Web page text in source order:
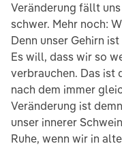
Veränderung fällt
schwer. Mehr noch:
Denn unser Gehirn
Es will, dass wir so
verbrauchen. Das ist
nach dem immer
Veränderung ist
unser innerer
Ruhe, wenn wir in